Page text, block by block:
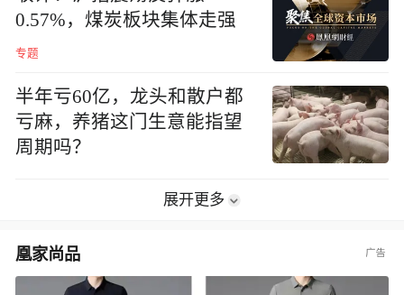
0.57%，煤炭板块集体走强
专题
半年亏60亿，龙头和散户都
亏麻，养猪这门生意能指望
周期吗？
展开更多
凰家尚品